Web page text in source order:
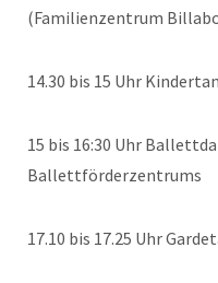
(Familienzentrum
14.30 bis 15 Uhr
15 bis 16:30 Uhr
Ballettförderzentrums
17.10 bis 17.25 Uhr